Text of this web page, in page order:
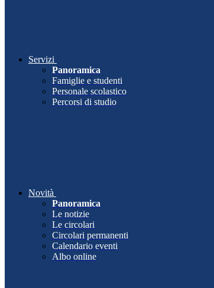
Servizi
Panoramica
Famiglie e studenti
Personale scolastico
Percorsi di studio
Novità
Panoramica
Le notizie
Le circolari
Circolari permanenti
Calendario eventi
Albo online